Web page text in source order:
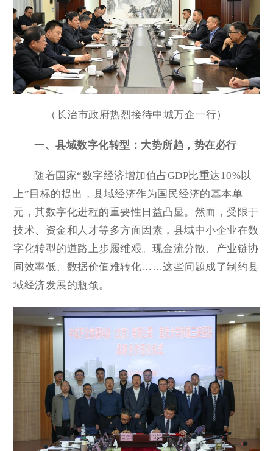
（长治市政府热烈接待中城万企一行）
一、县域数字化转型：大势所趋，势在必行
随着国家“数字经济增加值占GDP比重达10%以
上”目标的提出，县域经济作为国民经济的基本单
元，其数字化进程的重要性日益凸显。然而，受限于
技术、资金和人才等多方面因素，县域中小企业在数
字化转型的道路上步履维艰。现金流分散、产业链协
同效率低、数据价值难转化……这些问题成了制约县
域经济发展的瓶颈。